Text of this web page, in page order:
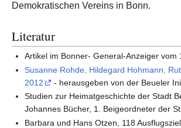
Demokratischen Vereins in Bonn.
Literatur
Artikel im Bonner- General-Anzeiger vom
Susanne Rohde, Hildegard Hohmann,
2012
- herausgeben von der Beueler
Studien zur Heimatgeschichte der Stadt
Johannes Bücher, 1. Beigeordneter der
Barbara und Hans Otzen, 118